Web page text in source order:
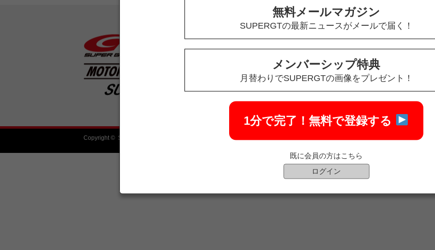
サポーターズクラブ
入会申し込み・会員特典
2026 SUPER GT SCパス
会員規約
よくある質問
オ
キ
採
お
Copyright © SUPER GT SQUARE
無料メールマガジン
SUPERGTの最新ニュースがメールで届く！
メンバーシップ特典
月替わりでSUPERGTの画像をプレゼント！
1分で完了！無料で登録する
既に会員の方はこちら
ログイン